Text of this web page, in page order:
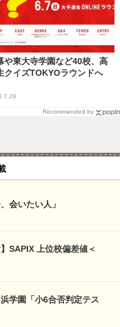
や東大寺学園など40校、高
クイズTOKYOラウンドへ
Recommended by
会いたい人」
SAPIX 上位校偏差値＜
学園「小6合否判定テス